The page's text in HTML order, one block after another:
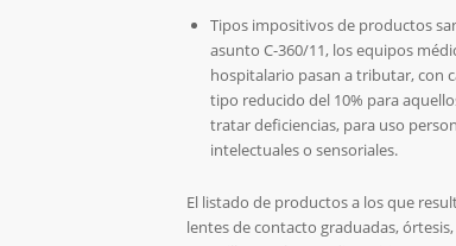
Tipos impositivos de productos
asunto C-360/11, los equipos
hospitalario pasan a tributar, con
tipo reducido del 10% para
tratar deficiencias, para uso
intelectuales o sensoriales.
El listado de productos a los que
lentes de contacto graduadas,